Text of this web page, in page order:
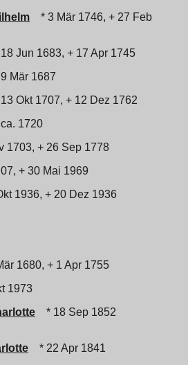
* 3 Mär 1746, + 27 Feb
Jun 1683, + 17 Apr 1745
Mär 1687
Okt 1707, + 12 Dez 1762
1720
1703, + 26 Sep 1778
+ 30 Mai 1969
1936, + 20 Dez 1936
1680, + 1 Apr 1755
1973
* 18 Sep 1852
* 22 Apr 1841